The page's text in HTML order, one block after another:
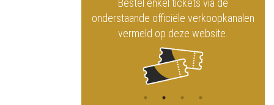
Bestel enkel tickets via de
onderstaande officiële verkoopkanalen
vermeld op deze website.